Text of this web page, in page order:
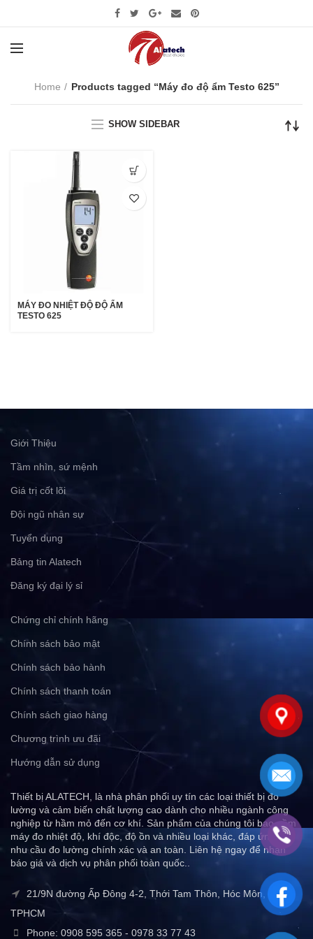
Home Products tagged “Máy đo độ ẩm Testo 625”
SHOW SIDEBAR
MÁY ĐO NHIỆT ĐỘ ĐỘ ẨM
TESTO 625
Giới Thiệu
Tầm nhìn, sứ mệnh
Giá trị cốt lõi
Đội ngũ nhân sự
Tuyển dụng
Bảng tin Alatech
Đăng ký đại lý sỉ
Chứng chỉ chính hãng
Chính sách bảo mật
Chính sách bảo hành
Chính sách thanh toán
Chính sách giao hàng
Chương trình ưu đãi
Hướng dẫn sử dụng
Thiết bị ALATECH, là nhà phân phối uy tín các loại thiết bị đo
lường và cảm biến chất lượng cao dành cho nhiều ngành công
nghiệp từ hầm mỏ đến cơ khí. Sản phẩm của chúng tôi bao gồm
máy đo nhiệt độ, khí độc, độ ồn và nhiều loại khác, đáp ứng mọi
nhu cầu đo lường chính xác và an toàn. Liên hệ ngay để nhận
báo giá và dịch vụ phân phối toàn quốc..
21/9N đường Ấp Đông 4-2, Thới Tam Thôn, Hóc Môn,
TPHCM
Phone: 0908 595 365 - 0978 33 77 43